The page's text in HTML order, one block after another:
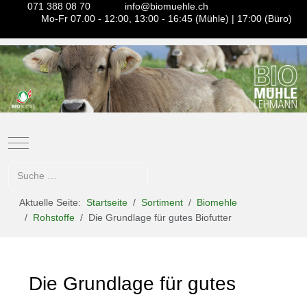
071 388 08 70
info@biomuehle.ch
Mo-Fr 07.00 - 12:00, 13:00 - 16:45 (Mühle) | 17:00 (Büro)
Mobile Menu Toggle
Aktuelle Seite: Startseite Sortiment
Biomehle
Rohstoffe
Die Grundlage für gutes Biofutter
Die Grundlage für gutes